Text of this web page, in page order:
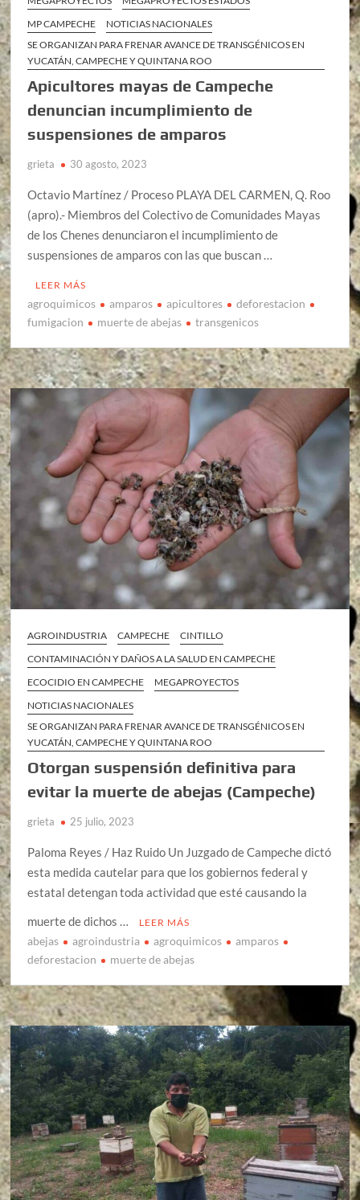
MP CAMPECHE
NOTICIAS NACIONALES
SE ORGANIZAN PARA FRENAR AVANCE DE TRANSGÉNICOS EN
YUCATÁN, CAMPECHE Y QUINTANA ROO
Apicultores mayas de Campeche
denuncian incumplimiento de
suspensiones de amparos
grieta 30 agosto, 2023
Octavio Martínez / Proceso PLAYA DEL CARMEN, Q. Roo
(apro).- Miembros del Colectivo de Comunidades Mayas
de los Chenes denunciaron el incumplimiento de
suspensiones de amparos con las que buscan …
LEER MÁS
agroquimicos amparos apicultores
deforestacion
fumigacion
muerte de abejas transgenicos
AGROINDUSTRIA CAMPECHE
CINTILLO
CONTAMINACIÓN Y DAÑOS A LA SALUD EN CAMPECHE
ECOCIDIO EN CAMPECHE
MEGAPROYECTOS
NOTICIAS NACIONALES
SE ORGANIZAN PARA FRENAR AVANCE DE TRANSGÉNICOS EN
YUCATÁN, CAMPECHE Y QUINTANA ROO
Otorgan suspensión definitiva para
evitar la muerte de abejas (Campeche)
grieta 25 julio, 2023
Paloma Reyes / Haz Ruido Un Juzgado de Campeche dictó
esta medida cautelar para que los gobiernos federal y
estatal detengan toda actividad que esté causando la
muerte de dichos …
LEER MÁS
abejas agroindustria agroquimicos
amparos
deforestacion
muerte de abejas